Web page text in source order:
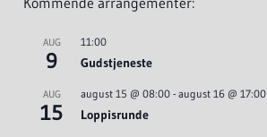
AUG
9
11:00
Gudstjeneste
AUG
15
august 15 @ 08:00- august 16 @ 17:00
Loppisrunde